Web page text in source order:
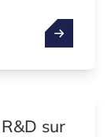
sur